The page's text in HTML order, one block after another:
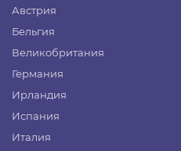
Австрия
Бельгия
Великобритания
Германия
Ирландия
Испания
Италия